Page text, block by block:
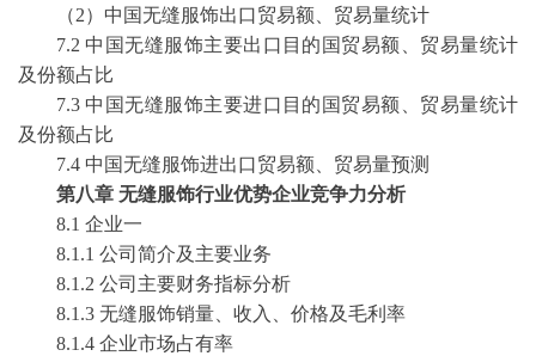
（2）中国无缝服饰出口贸易额、贸易量统计
7.2 中国无缝服饰主要出口目的国贸易额、贸易量统计
及份额占比
7.3 中国无缝服饰主要进口目的国贸易额、贸易量统计
及份额占比
7.4 中国无缝服饰进出口贸易额、贸易量预测
第八章 无缝服饰行业优势企业竞争力分析
8.1 企业一
8.1.1 公司简介及主要业务
8.1.2 公司主要财务指标分析
8.1.3 无缝服饰销量、收入、价格及毛利率
8.1.4 企业市场占有率